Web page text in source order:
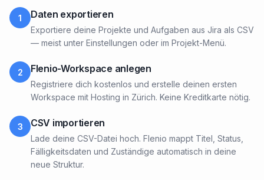
1 Daten exportieren
Exportiere deine Projekte und Aufgaben aus Jira als CSV
— meist unter Einstellungen oder im Projekt-Menü.
2 Flenio-Workspace anlegen
Registriere dich kostenlos und erstelle deinen ersten
Workspace mit Hosting in Zürich. Keine Kreditkarte nötig.
3 CSV importieren
Lade deine CSV-Datei hoch. Flenio mappt Titel, Status,
Fälligkeitsdaten und Zuständige automatisch in deine
neue Struktur.